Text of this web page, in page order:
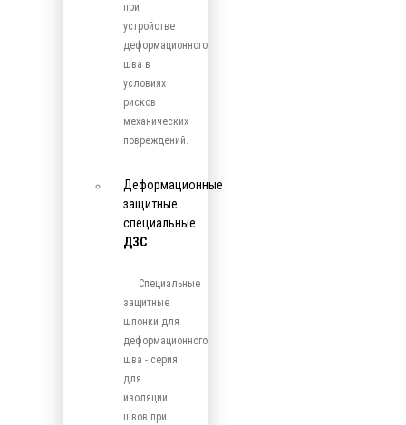
при
устройстве
деформационного
шва в
условиях
рисков
механических
повреждений.
Деформационные
защитные
специальные
ДЗС
Специальные
защитные
шпонки для
деформационного
шва - серия
для
изоляции
швов при